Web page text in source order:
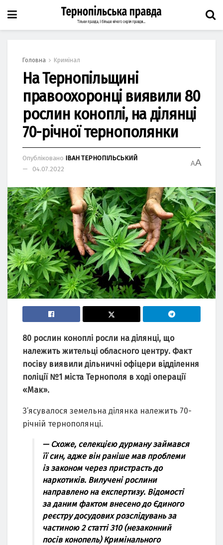
Головна Кримінал
На Тернопільщині
правоохоронці виявили 80
рослин коноплі, на ділянці
70-річної тернополянки
Опубліковано ІВАН ТЕРНОПІЛЬСЬКИЙ
04.07.2022
AA
80 рослин коноплі росли на ділянці, що
належить жительці обласного центру. Факт
посіву виявили дільничні офіцери відділення
поліції №1 міста Тернополя в ході операції
«Мак».
З’ясувалося земельна ділянка належить 70-
річній тернополянці.
— Схоже, селекцією дурману займався
її син, адже він раніше мав проблеми
із законом через пристрасть до
наркотиків. Вилучені рослини
направлено на експертизу. Відомості
за даним фактом внесено до Єдиного
реєстру досудових розслідувань за
частиною 2 статті 310 (незаконний
посів конопель) Кримінального